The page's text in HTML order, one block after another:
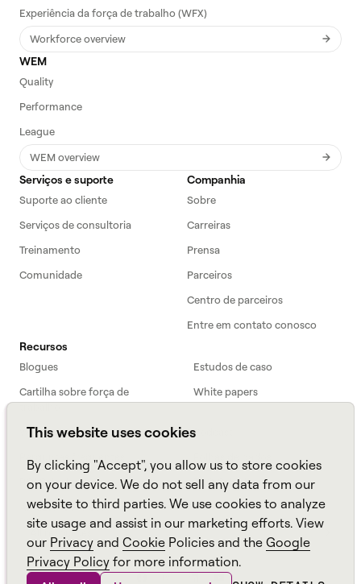
This website uses cookies
By clicking "Accept", you allow us to store cookies
on your device. We do not sell any data from our
website to third parties. We use cookies to analyze
site usage and assist in our marketing efforts. View
our Privacy and Cookie Policies and the Google
Privacy Policy for more information.
Experiência da força de trabalho (WFX)
Workforce overview
WEM
Quality
Performance
League
WEM overview
Serviços e suporte
Suporte ao cliente
Serviços de consultoria
Treinamento
Comunidade
Companhia
Sobre
Carreiras
Prensa
Parceiros
Centro de parceiros
Entre em contato conosco
Recursos
Blogues
Estudos de caso
Cartilha sobre força de
White papers
Webinars
Podcast
ROI Calculator
TCO Calculator
Amazon Connect
All resources